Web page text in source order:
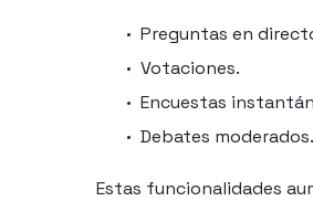
Preguntas en
Votaciones.
Encuestas
Debates moderados.
Estas funcionalidades